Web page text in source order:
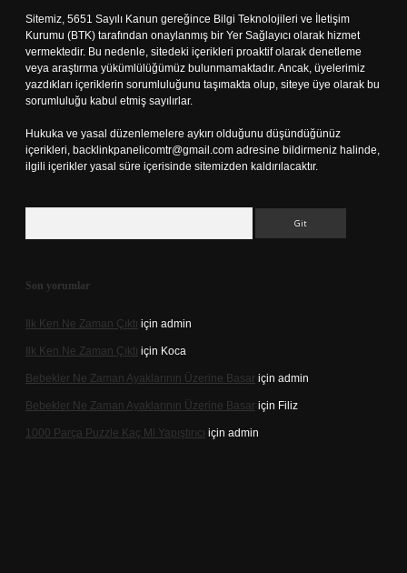
Sitemiz, 5651 Sayılı Kanun gereğince Bilgi Teknolojileri ve İletişim
Kurumu (BTK) tarafından onaylanmış bir Yer Sağlayıcı olarak hizmet
vermektedir. Bu nedenle, sitedeki içerikleri proaktif olarak denetleme
veya araştırma yükümlülüğümüz bulunmamaktadır. Ancak, üyelerimiz
yazdıkları içeriklerin sorumluluğunu taşımakta olup, siteye üye olarak bu
sorumluluğu kabul etmiş sayılırlar.
Hukuka ve yasal düzenlemelere aykırı olduğunu düşündüğünüz
içerikleri, backlinkpanelicomtr@gmail.com adresine bildirmeniz halinde,
ilgili içerikler yasal süre içerisinde sitemizden kaldırılacaktır.
Son yorumlar
Ilk Ken Ne Zaman Çıktı için admin
Ilk Ken Ne Zaman Çıktı için Koca
Bebekler Ne Zaman Ayaklarının Üzerine Basar için admin
Bebekler Ne Zaman Ayaklarının Üzerine Basar için Filiz
1000 Parça Puzzle Kaç Ml Yapıştırıcı için admin